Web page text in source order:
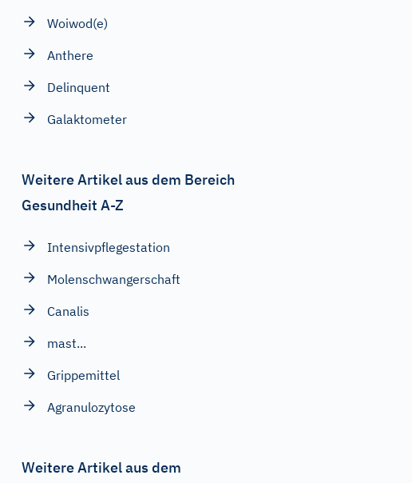
Woiwod(e)
Anthere
Delinquent
Galaktometer
Weitere Artikel aus dem Bereich
Gesundheit A-Z
Intensivpflegestation
Molenschwangerschaft
Canalis
mast...
Grippemittel
Agranulozytose
Weitere Artikel aus dem